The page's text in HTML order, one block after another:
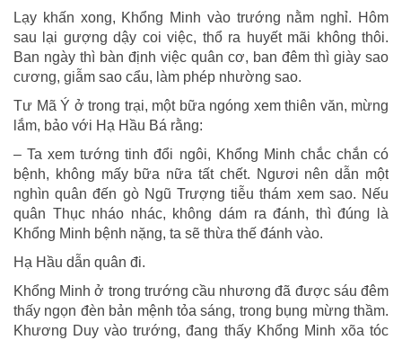
Lạy khấn xong, Khổng Minh vào trướng nằm nghỉ. Hôm
sau lại gượng dậy coi việc, thổ ra huyết mãi không thôi.
Ban ngày thì bàn định việc quân cơ, ban đêm thì giày sao
cương, giẫm sao cẩu, làm phép nhường sao.
Tư Mã Ý ở trong trại, một bữa ngóng xem thiên văn, mừng
lắm, bảo với Hạ Hầu Bá rằng:
– Ta xem tướng tinh đổi ngôi, Khổng Minh chắc chắn có
bệnh, không mấy bữa nữa tất chết. Ngươi nên dẫn một
nghìn quân đến gò Ngũ Trượng tiễu thám xem sao. Nếu
quân Thục nháo nhác, không dám ra đánh, thì đúng là
Khổng Minh bệnh nặng, ta sẽ thừa thế đánh vào.
Hạ Hầu dẫn quân đi.
Khổng Minh ở trong trướng cầu nhương đã được sáu đêm
thấy ngọn đèn bản mệnh tỏa sáng, trong bụng mừng thầm.
Khương Duy vào trướng, đang thấy Khổng Minh xõa tóc